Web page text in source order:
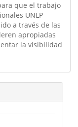
que el trabajo
UNLP
a través de las
apropiadas
la visibilidad